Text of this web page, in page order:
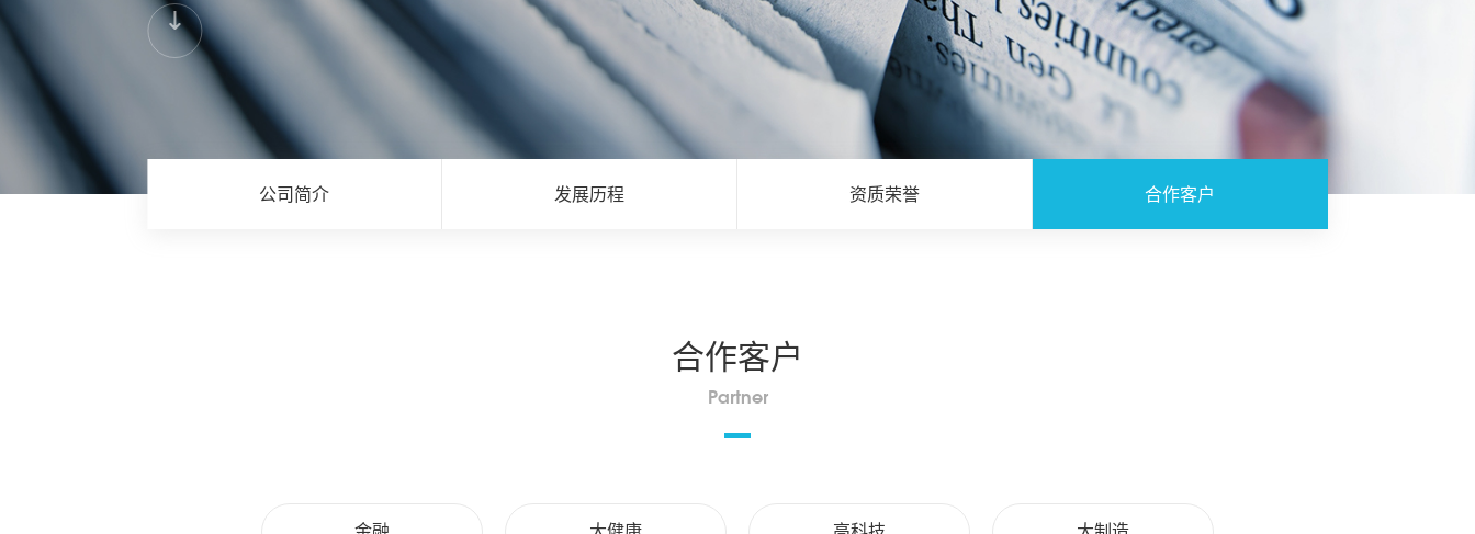
公司简介 发展历程 资质荣誉 合作客户
合作客户
Partner